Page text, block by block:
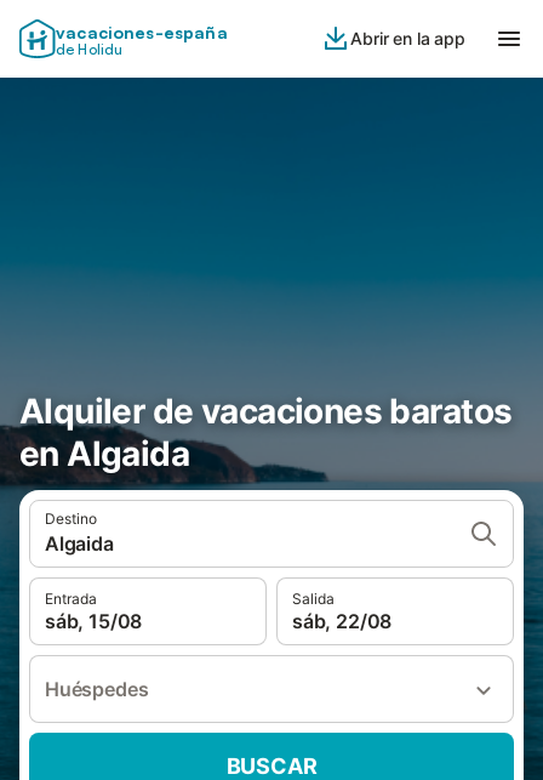
vacaciones-españa
de Holidu
Abrir en la app
Alquiler de vacaciones baratos
en Algaida
Destino
Algaida
Entrada
sáb, 15/08
Salida
sáb, 22/08
Huéspedes
BUSCAR